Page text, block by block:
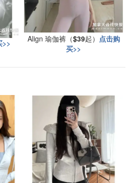
>> Align 瑜伽裤（$39起） 点击购
买>>